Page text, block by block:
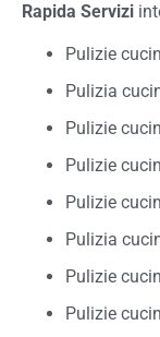
Rapida Servizi
Pulizie
Pulizia
Pulizie
Pulizie
Pulizie
Pulizia
Pulizie
Pulizie